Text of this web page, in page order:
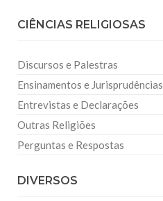
CIÊNCIAS RELIGIOSAS
Discursos e Palestras
Ensinamentos e Jurisprudências
Entrevistas e Declarações
Outras Religiões
Perguntas e Respostas
DIVERSOS